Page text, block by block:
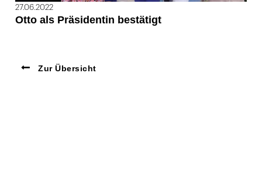
27.06.2022
Otto als Präsidentin bestätigt
Zur Übersicht